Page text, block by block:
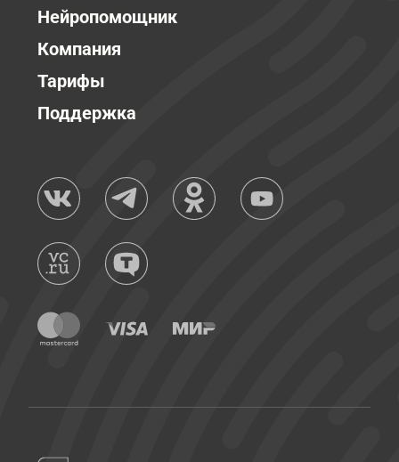
Нейропомощник
Компания
Тарифы
Поддержка